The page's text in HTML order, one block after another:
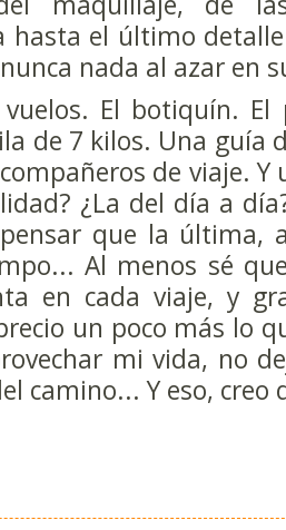
hasta el último
nada al azar en
El botiquín. El
de 7 kilos. Una guía
de viaje.
¿La del día a
que la última,
Al menos sé
en cada viaje, y
un poco más lo
mi vida, no
camino... Y eso, creo